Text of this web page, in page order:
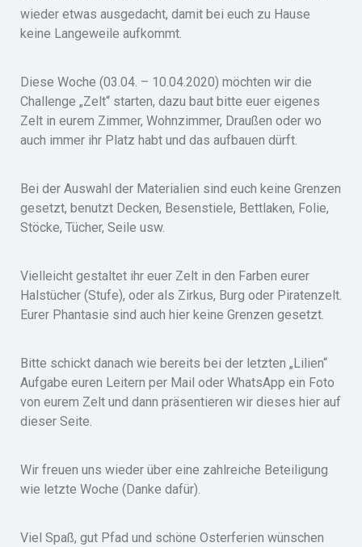
wieder etwas ausgedacht, damit bei euch zu Hause
keine Langeweile aufkommt.
Diese Woche (03.04. – 10.04.2020) möchten wir die
Challenge „Zelt“ starten, dazu baut bitte euer eigenes
Zelt in eurem Zimmer, Wohnzimmer, Draußen oder wo
auch immer ihr Platz habt und das aufbauen dürft.
Bei der Auswahl der Materialien sind euch keine Grenzen
gesetzt, benutzt Decken, Besenstiele, Bettlaken, Folie,
Stöcke, Tücher, Seile usw.
Vielleicht gestaltet ihr euer Zelt in den Farben eurer
Halstücher (Stufe), oder als Zirkus, Burg oder Piratenzelt.
Eurer Phantasie sind auch hier keine Grenzen gesetzt.
Bitte schickt danach wie bereits bei der letzten „Lilien“
Aufgabe euren Leitern per Mail oder WhatsApp ein Foto
von eurem Zelt und dann präsentieren wir dieses hier auf
dieser Seite.
Wir freuen uns wieder über eine zahlreiche Beteiligung
wie letzte Woche (Danke dafür).
Viel Spaß, gut Pfad und schöne Osterferien wünschen